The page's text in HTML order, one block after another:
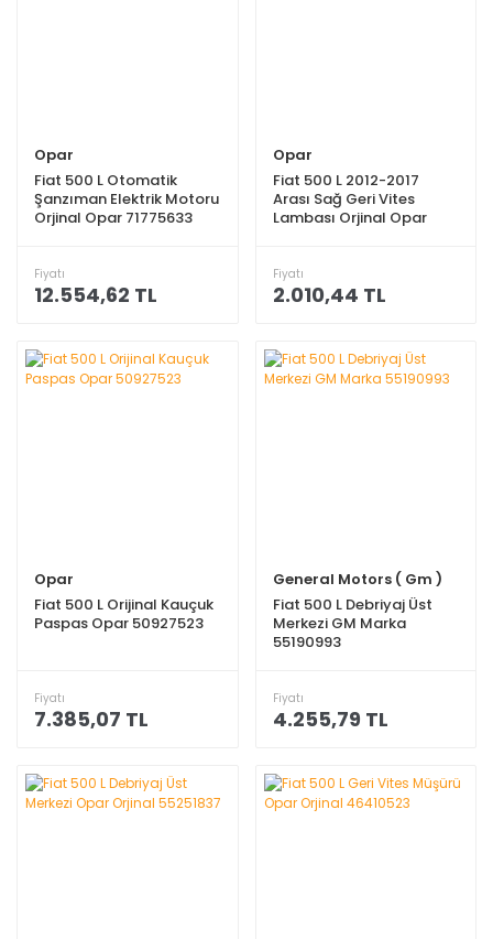
Opar
Fiat 500 L Otomatik
Şanzıman Elektrik Motoru
Orjinal Opar 71775633
Fiyatı
12.554,62 TL
Opar
Fiat 500 L 2012-2017
Arası Sağ Geri Vites
Lambası Orjinal Opar
Fiyatı
2.010,44 TL
Opar
Fiat 500 L Orijinal Kauçuk
Paspas Opar 50927523
Fiyatı
7.385,07 TL
General Motors ( Gm )
Fiat 500 L Debriyaj Üst
Merkezi GM Marka
55190993
Fiyatı
4.255,79 TL